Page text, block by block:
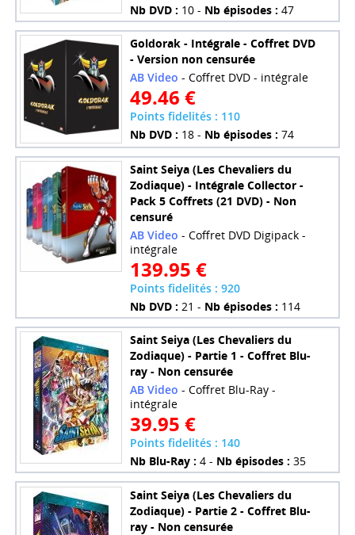
Nb DVD : 10 - Nb épisodes : 47
Goldorak - Intégrale - Coffret DVD
- Version non censurée
AB Video - Coffret DVD - intégrale
49.46 €
Points fidelités : 110
Nb DVD : 18 - Nb épisodes : 74
Saint Seiya (Les Chevaliers du
Zodiaque) - Intégrale Collector -
Pack 5 Coffrets (21 DVD) - Non
censuré
AB Video - Coffret DVD Digipack -
intégrale
139.95 €
Points fidelités : 920
Nb DVD : 21 - Nb épisodes : 114
Saint Seiya (Les Chevaliers du
Zodiaque) - Partie 1 - Coffret Blu-
ray - Non censurée
AB Video - Coffret Blu-Ray -
intégrale
39.95 €
Points fidelités : 140
Nb Blu-Ray : 4 - Nb épisodes : 35
Saint Seiya (Les Chevaliers du
Zodiaque) - Partie 2 - Coffret Blu-
ray - Non censurée